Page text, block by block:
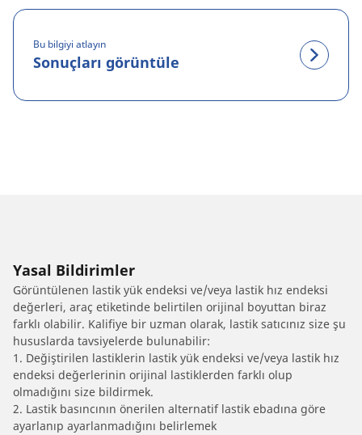
Bu bilgiyi atlayın
Sonuçları görüntüle
Yasal Bildirimler
Görüntülenen lastik yük endeksi ve/veya lastik hız endeksi
değerleri, araç etiketinde belirtilen orijinal boyuttan biraz
farklı olabilir. Kalifiye bir uzman olarak, lastik satıcınız size şu
hususlarda tavsiyelerde bulunabilir:
1. Değiştirilen lastiklerin lastik yük endeksi ve/veya lastik hız
endeksi değerlerinin orijinal lastiklerden farklı olup
olmadığını size bildirmek.
2. Lastik basıncının önerilen alternatif lastik ebadına göre
ayarlanıp ayarlanmadığını belirlemek